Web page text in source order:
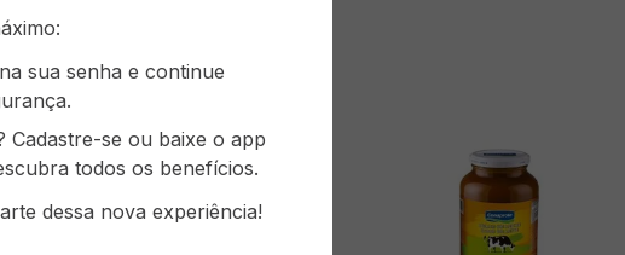
sua senha e continue
Cadastre-se ou baixe o app
todos os benefícios.
dessa nova experiência!